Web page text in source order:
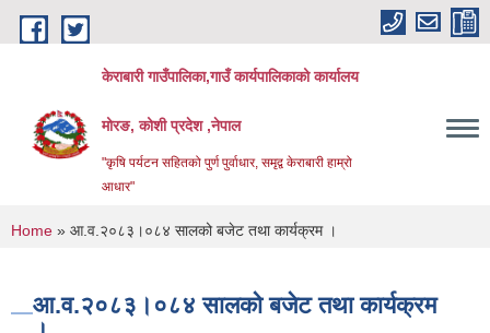
Skip to main content
केराबारी गाउँपालिका,गाउँ कार्यपालिकाको कार्यालय
मोरङ, कोशी प्रदेश ,नेपाल
"कृषि पर्यटन सहितको पुर्ण पुर्वाधार, समृद्व केराबारी हाम्रो
आधार"
You are here
Home » आ.व.२०८३।०८४ सालको बजेट तथा कार्यक्रम ।
आ.व.२०८३।०८४ सालको बजेट तथा कार्यक्रम